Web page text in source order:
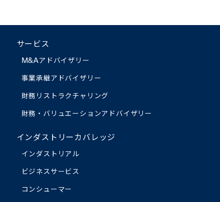
サービス
M&Aアドバイザリー
事業承継アドバイザリー
財務リストラクチャリング
財務・バリュエーションアドバイザリー
インダストリーカバレッジ
インダストリアル
ビジネスサービス
コンシューマー